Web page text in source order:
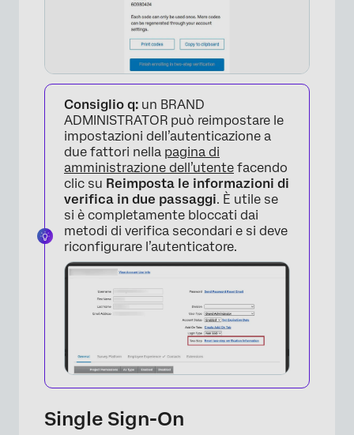
×
Consiglio q: un BRAND
ADMINISTRATOR può reimpostare le
impostazioni dell’autenticazione a
due fattori nella pagina di
amministrazione dell’utente facendo
clic su Reimposta le informazioni di
verifica in due passaggi. È utile se
si è completamente bloccati dai
metodi di verifica secondari e si deve
riconfigurare l’autenticatore.
Single Sign-On